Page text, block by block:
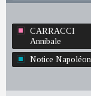
CARRACCI
Annibale
Notice Napoléon